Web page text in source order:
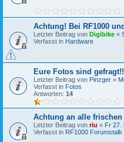
Achtung! Bei RF1000
Letzter Beitrag von Digibike «
Verfasst in Hardware
Eure Fotos sind
Letzter Beitrag von Pinzger «
Verfasst in Fotos
Antworten: 14
Achtung an alle frischen
Letzter Beitrag von riu « Fr 27.
Verfasst in RF1000 Forumstalk